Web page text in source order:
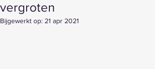
vergroten
Bijgewerkt op: 21 apr 2021